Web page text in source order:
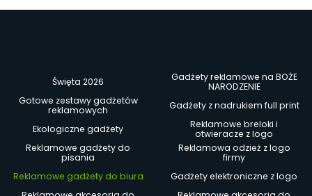
Święta 2026
Gadżety reklamowe na BOŻE
NARODZENIE
Gotowe zestawy gadżetów
reklamowych
Gadżety z nadrukiem full print
Ekologiczne gadżety
Reklamowe breloki i
otwieracze z logo
Reklamowe gadżety do
pisania
Reklamowa odzież z logo
firmy
Reklamowe gadżety do biura
Gadżety elektroniczne z logo